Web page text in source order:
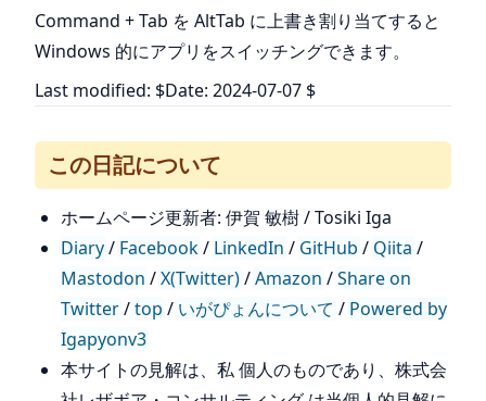
Command + Tab を AltTab に上書き割り当てすると
Windows 的にアプリをスイッチングできます。
Last modified: $Date: 2024-07-07 $
この日記について
ホームページ更新者: 伊賀 敏樹 / Tosiki Iga
Diary/ Facebook/ LinkedIn / GitHub / Qiita /
Mastodon /X(Twitter)/Amazon /Share on
Twitter/top / いがぴょんについて / Powered by
Igapyonv3
本サイトの見解は、私 個人のものであり、株式会